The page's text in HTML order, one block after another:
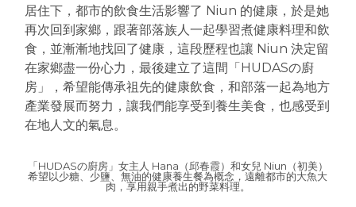
居住下，都市的飲食生活影響了 Niun 的健康，於是她
再次回到家鄉，跟著部落族人一起學習煮健康料理和飲
食，並漸漸地找回了健康，這段歷程也讓 Niun 決定留
在家鄉盡一份心力，最後建立了這間「HUDASの廚
房」，希望能傳承祖先的健康飲食，和部落一起為地方
產業發展而努力，讓我們能享受到養生美食，也感受到
在地人文的氣息。
「HUDASの廚房」女主人 Hana（邱春霞）和女兒 Niun（初美）
希望以少糖、少鹽、無油的健康養生餐為概念，遠離都市的大魚大
肉，享用親手煮出的野菜料理。